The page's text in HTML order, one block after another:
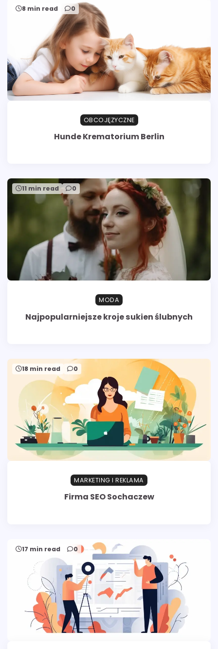
8 min read 0
OBCOJĘZYCZNE
Hunde Krematorium Berlin
11 min read 0
MODA
Najpopularniejsze kroje sukien ślubnych
18 min read 0
MARKETING I REKLAMA
Firma SEO Sochaczew
17 min read 0